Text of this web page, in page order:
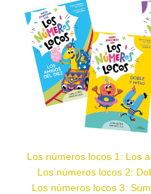
Los números locos 1: Los
Los números locos 2:
Los números locos 3: